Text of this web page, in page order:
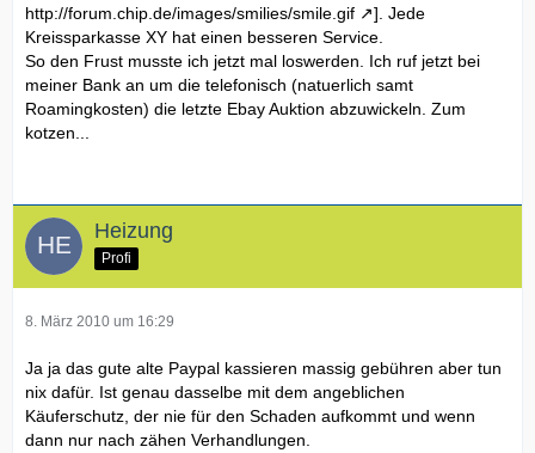
http://forum.chip.de/images/smilies/smile.gif
]. Jede
Kreissparkasse XY hat einen besseren Service.
So den Frust musste ich jetzt mal loswerden. Ich ruf jetzt bei
meiner Bank an um die telefonisch (natuerlich samt
Roamingkosten) die letzte Ebay Auktion abzuwickeln. Zum
kotzen...
Heizung
Profi
8. März 2010 um 16:29
Ja ja das gute alte Paypal kassieren massig gebühren aber tun
nix dafür. Ist genau dasselbe mit dem angeblichen
Käuferschutz, der nie für den Schaden aufkommt und wenn
dann nur nach zähen Verhandlungen.